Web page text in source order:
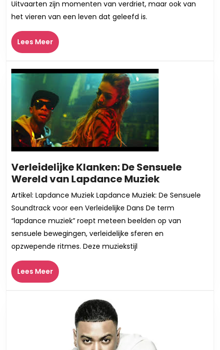
uitvaartmuziek:
een
eerbetoon
aan
het
leven
Uitvaarten zijn momenten van verdriet, maar ook van
het vieren van een leven dat geleefd is.
Lees MeerLees
Meer
Verleidelijke Klanken: De Sensuele
Wereld van Lapdance Muziek
Klanken:
De
Sensuele
Wereld
van
Artikel: Lapdance Muziek Lapdance Muziek: De Sensuele
Soundtrack voor een Verleidelijke Dans De term
“lapdance muziek” roept meteen beelden op van
sensuele bewegingen, verleidelijke sferen en
opzwepende ritmes. Deze muziekstijl
Lees MeerLees
Meer